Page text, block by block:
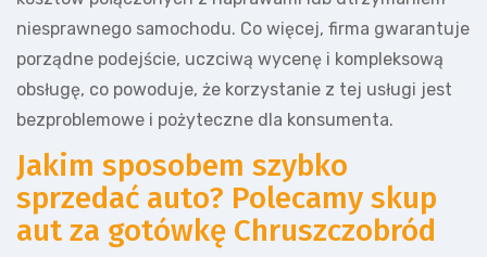
niesprawnego samochodu. Co więcej, firma gwarantuje
porządne podejście, uczciwą wycenę i kompleksową
obsługę, co powoduje, że korzystanie z tej usługi jest
bezproblemowe i pożyteczne dla konsumenta.
Jakim sposobem szybko
sprzedać auto? Polecamy skup
aut za gotówkę Chruszczobród